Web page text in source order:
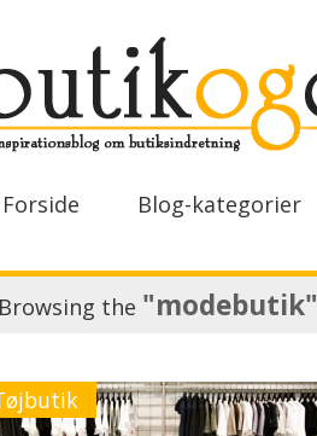
Forside Blog-kategorier
Browsing the "modebutik"